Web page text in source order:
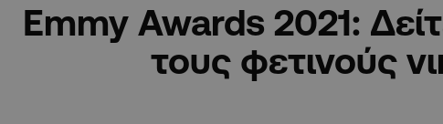
Emmy Awards 2021:
τους φετινούς